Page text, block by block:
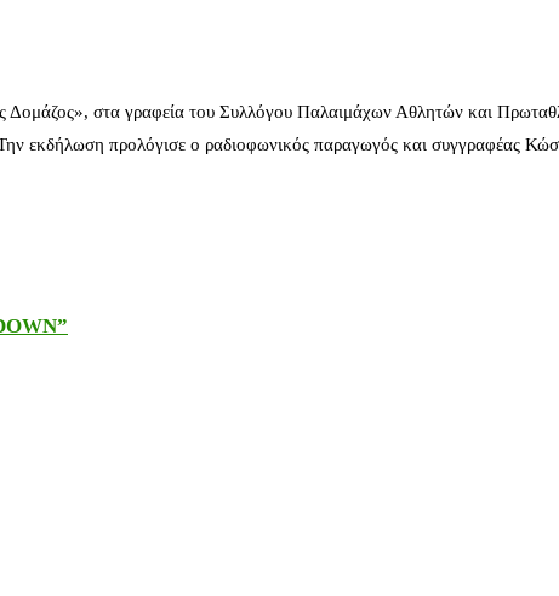
Δομάζος», στα γραφεία του Συλλόγου Παλαιμάχων Αθλητών και
εκδήλωση προλόγισε ο ραδιοφωνικός παραγωγός και συγγραφέας